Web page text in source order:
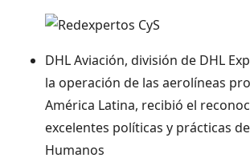
DHL Aviación, división de DHL
la operación de las aerolíneas
América Latina, recibió el
excelentes políticas y prácticas
Humanos